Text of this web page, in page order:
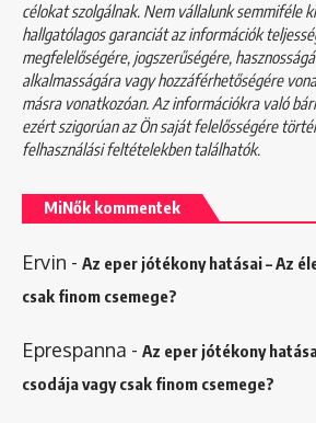
célokat szolgálnak. Nem vállalunk semmiféle
hallgatólagos garanciát az információk
megfelelőségére, jogszerűségére,
alkalmasságára vagy hozzáférhetőségére
másra vonatkozóan. Az információkra való
ezért szigorúan az Ön saját felelősségére
felhasználási feltételekbentalálhatók.
MiNők kommentek
Ervin - Az eper jótékony hatásai – Az
csak finom csemege?
Eprespanna - Az eper jótékony
csodája vagy csak finom csemege?